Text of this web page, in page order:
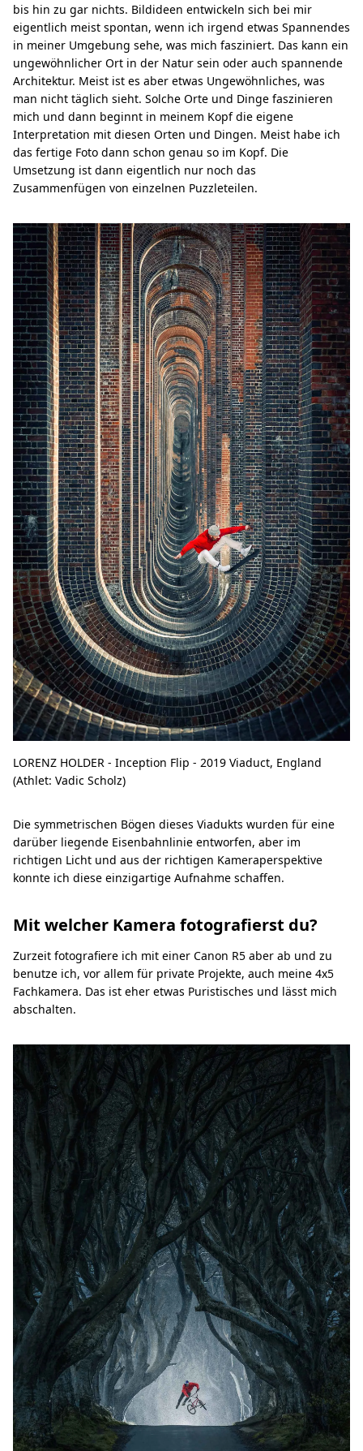
bis hin zu gar nichts. Bildideen entwickeln sich bei mir
eigentlich meist spontan, wenn ich irgend etwas Spannendes
in meiner Umgebung sehe, was mich fasziniert. Das kann ein
ungewöhnlicher Ort in der Natur sein oder auch spannende
Architektur. Meist ist es aber etwas Ungewöhnliches, was
man nicht täglich sieht. Solche Orte und Dinge faszinieren
mich und dann beginnt in meinem Kopf die eigene
Interpretation mit diesen Orten und Dingen. Meist habe ich
das fertige Foto dann schon genau so im Kopf. Die
Umsetzung ist dann eigentlich nur noch das
Zusammenfügen von einzelnen Puzzleteilen.
LORENZ HOLDER - Inception Flip - 2019 Viaduct, England
(Athlet: Vadic Scholz)
Die symmetrischen Bögen dieses Viadukts wurden für eine
darüber liegende Eisenbahnlinie entworfen, aber im
richtigen Licht und aus der richtigen Kameraperspektive
konnte ich diese einzigartige Aufnahme schaffen.
Mit welcher Kamera fotografierst du?
Zurzeit fotografiere ich mit einer Canon R5 aber ab und zu
benutze ich, vor allem für private Projekte, auch meine 4x5
Fachkamera. Das ist eher etwas Puristisches und lässt mich
abschalten.